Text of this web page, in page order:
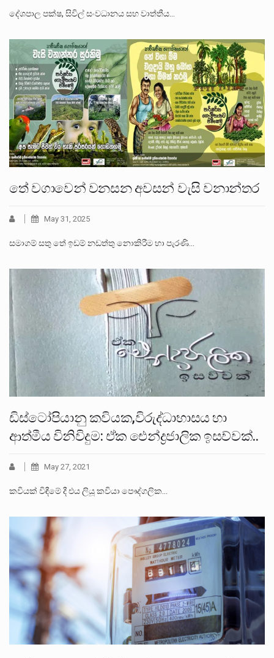
දේශපාල පක්ෂ, සිවිල් සංවධානය සහ වාත්තීය…
තේ වගාවෙන් වනසන අවසන් වැසි වනාන්තර
May 31, 2025
සමාගම් සතු තේ ඉඩම් නඩත්තු නොකිරීම හා පැරණි…
ඩිස්ටෝපියානු කවියක,විරුද්ධාභාසය හා
ආත්මීය විනිවිදුම: ඒක ඓන්ද්‍රජාලික ඉසව්වක්..
May 27, 2021
කවියක් විඳීමේ දී එය ලියූ කවියා පෞද්ගලික…